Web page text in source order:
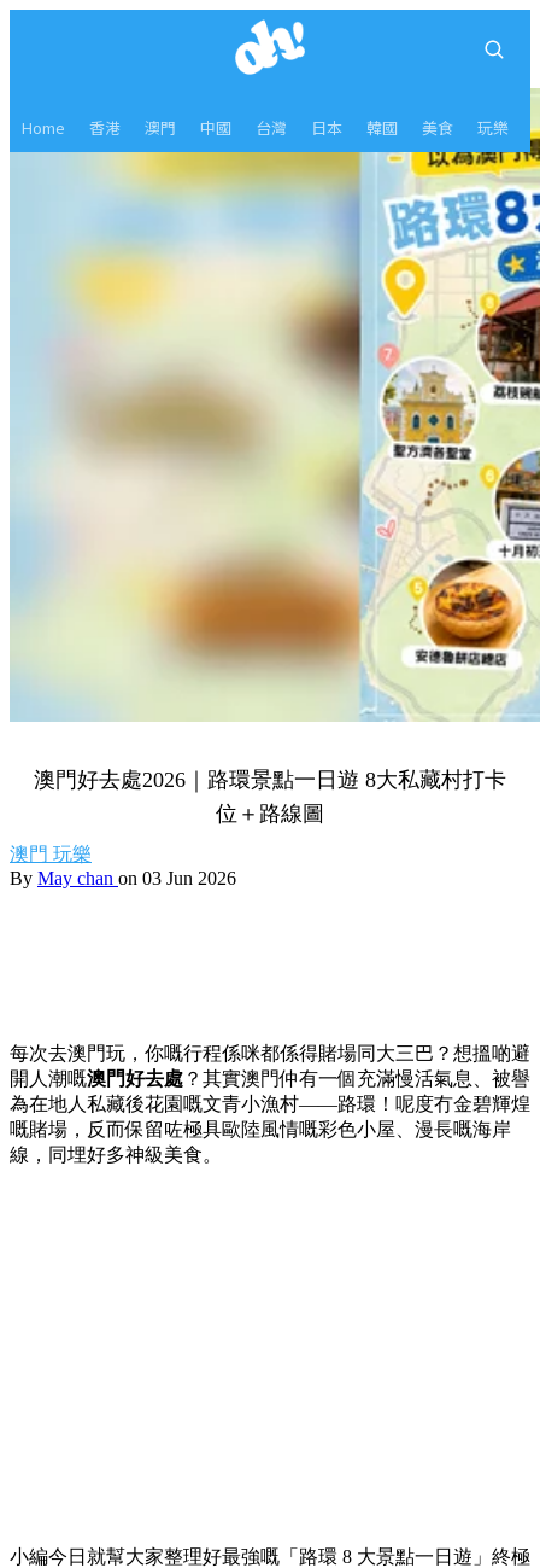
Home 香港 澳門 中國 台灣 日本 韓國 美食 玩樂
澳門好去處2026｜路環景點一日遊 8大私藏村打卡
位＋路線圖
澳門 玩樂
By May chan on 03 Jun 2026
每次去澳門玩，你嘅行程係咪都係得賭場同大三巴？想搵啲避
開人潮嘅澳門好去處 ？其實澳門仲有一個充滿慢活氣息、被譽
為在地人私藏後花園嘅文青小漁村——路環！呢度冇金碧輝煌
嘅賭場，反而保留咗極具歐陸風情嘅彩色小屋、漫長嘅海岸
線，同埋好多神級美食。
小編今日就幫大家整理好最強嘅「路環 8 大景點一日遊」終極